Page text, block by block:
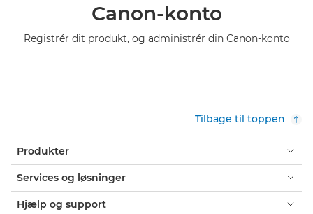
Canon-konto
Registrér dit produkt, og administrér din Canon-konto
Tilbage til toppen
Produkter
Services og løsninger
Hjælp og support